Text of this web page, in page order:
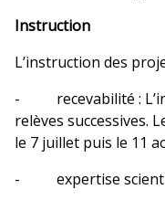
Instruction
L’instruction des
- recevabilité :
relèves successives.
le 7 juillet puis le 11
- expertise